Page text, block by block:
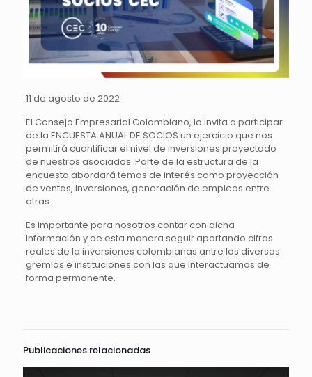
11 de agosto de 2022
El Consejo Empresarial Colombiano, lo invita a participar
de la ENCUESTA ANUAL DE SOCIOS un ejercicio que nos
permitirá cuantificar el nivel de inversiones proyectado
de nuestros asociados. Parte de la estructura de la
encuesta abordará temas de interés como proyección
de ventas, inversiones, generación de empleos entre
otras.
Es importante para nosotros contar con dicha
información y de esta manera seguir aportando cifras
reales de la inversiones colombianas antre los diversos
gremios e instituciones con las que interactuamos de
forma permanente.
Publicaciones relacionadas